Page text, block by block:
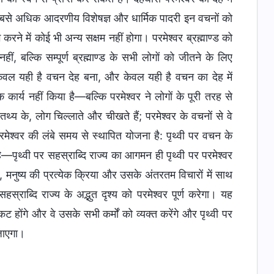
अधिक आदरणीय विशेषज्ञ और धार्मिक पादरी इन वचनों को
में कोई भी अन्य सक्षम नहीं होगा। परमेश्वर ब्रह्माण्ड को
बल्कि सम्पूर्ण ब्रह्माण्ड के सभी लोगों को जीतने के लिए
यही है वचन देह बना, और केवल यही है वचन का देह में
कार्य नहीं किया है—बल्कि परमेश्वर ने लोगों के पूरी तरह से
के, लोग चिल्लाते और चीखते हैं; परमेश्वर के वचनों से वे
की लंबे समय से स्थापित योजना है: पृथ्वी पर वचन के
पर सहस्राब्दि राज्य का आगमन ही पृथ्वी पर परमेश्वर
की प्रत्येक क्रिया और उसके अंतरतम विचारों में साथ
राज्य के अद्भुत दृश्य को परमेश्वर पूर्ण करेगा। यह
होंगे और वे उसके सभी कर्मों को व्यक्त करेंगे और पृथ्वी पर